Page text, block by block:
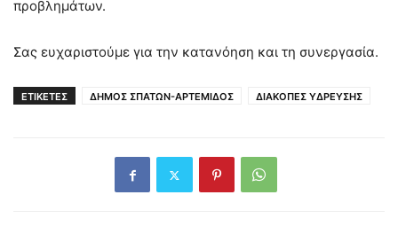
προβλημάτων.
Σας ευχαριστούμε για την κατανόηση και τη συνεργασία.
ΕΤΙΚΕΤΕΣ ΔΗΜΟΣ ΣΠΑΤΩΝ-ΑΡΤΕΜΙΔΟΣ ΔΙΑΚΟΠΕΣ ΥΔΡΕΥΣΗΣ